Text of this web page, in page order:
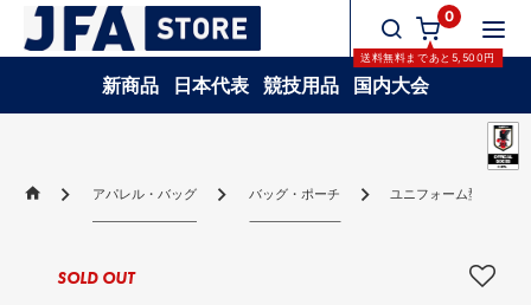
0
送料無料まであと 5,500円
新商品 日本代表 競技用品 国内大会
アパレル・バッグ バッグ・ポーチ ユニフォーム型巾着
SOLD OUT